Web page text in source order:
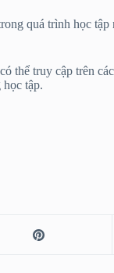
quá trình học
thể truy cập trên
tập.